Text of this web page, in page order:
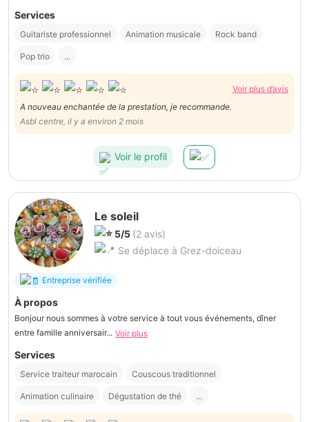
Services
Guitariste professionnel Animation musicale Rock band
Pop trio ...
Voir plus d’avis
A nouveau enchantée de la prestation, je recommande.
Asbl centre, il y a environ 2 mois
Voir le profil
Le soleil
5/5 (2 avis)
Se déplace à Grez-doiceau
Entreprise vérifiée
À propos
Bonjour nous sommes à votre service à tout vous événements, dîner
entre famille anniversair... Voir plus
Services
Service traiteur marocain Couscous traditionnel
Animation culinaire Dégustation de thé ...